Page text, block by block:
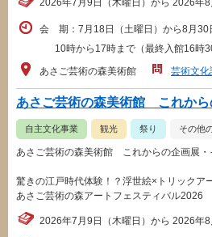
2026年7月9日（木曜日）から 2026年
会 期：7月18日（土曜日）から8月30
10時から17時まで（最終入館16時30
あさご芸術の森美術館
芸術文化
あさご芸術の森美術館 これから
自主文化事業 観光 祭り その他
あさご芸術の森美術館 これからの企画展・
驚きの江戸時代体験！？浮世絵×トリックア
あさご芸術の森アートフェスティバル2026
2026年7月9日（木曜日）から 2026年